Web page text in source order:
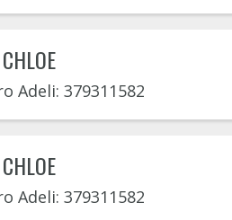
Adeli: 379311582
Adeli: 379311582